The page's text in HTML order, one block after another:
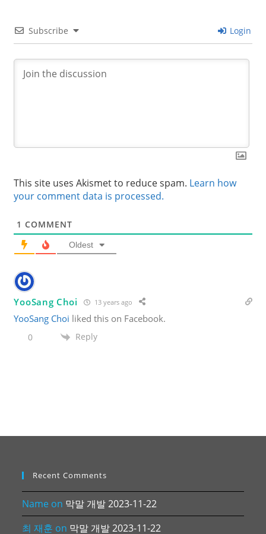
Subscribe Login
This site uses Akismet to reduce spam. Learn how
your comment data is processed.
1 COMMENT
Oldest
YooSang Choi 13 years ago
YooSang Choi liked this on Facebook.
0 Reply
Recent Comments
Name on 막말 개발 2023-11-22
최 재훈 on 막말 개발 2023-11-22